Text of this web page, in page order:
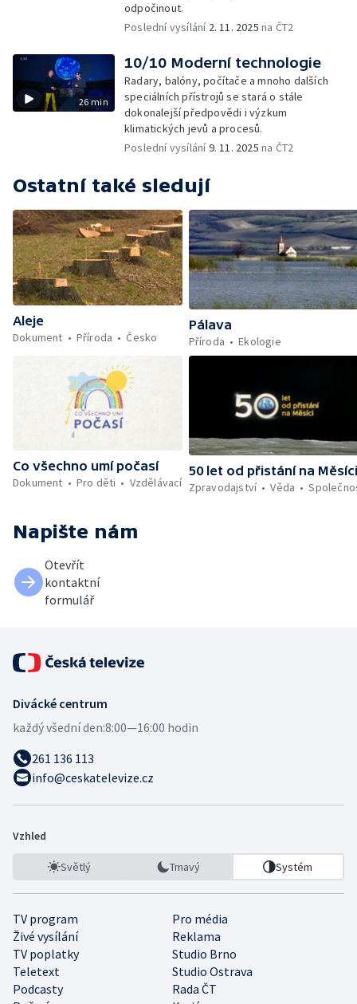
odpočinout.
Poslední vysílání 2. 11. 2025 na ČT2
26 min
10/10 Moderní technologie
Radary, balóny, počítače a mnoho dalších
speciálních přístrojů se stará o stále
dokonalejší předpovědi i výzkum
klimatických jevů a procesů.
Poslední vysílání9. 11. 2025 na ČT2
Ostatní také sledují
Aleje
Dokument
Příroda Česko
Pálava
Příroda
Ekologie
Co všechno umí počasí
Dokument
Pro děti Vzdělávací
50 let od přistání na Měsíci
Zpravodajství
Věda
Napište nám
Otevřít
kontaktní
formulář
Divácké centrum
každý všední den:8:00—16:00 hodin
261 136 113
info@ceskatelevize.cz
Vzhled
Světlý Tmavý Systém
TV program
Pro média
Živé vysílání
Reklama
TV poplatky
Studio Brno
Teletext
Studio Ostrava
Podcasty
Rada ČT